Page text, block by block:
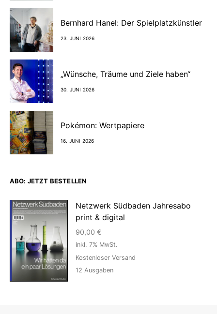
Bernhard Hanel: Der Spielplatzkünstler
23. JUNI 2026
„Wünsche, Träume und Ziele haben“
30. JUNI 2026
Pokémon: Wertpapiere
16. JUNI 2026
ABO: JETZT BESTELLEN
Netzwerk Südbaden Jahresabo
print & digital
90,00 €
inkl. 7% MwSt.
Kostenloser Versand
12 Ausgaben